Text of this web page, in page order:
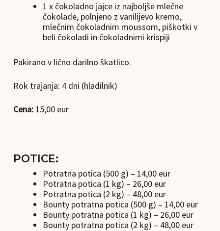
1 x čokoladno jajce iz najboljše mlečne
čokolade, polnjeno z vanilijevo kremo,
mlečnim čokoladnim moussom, piškotki v
beli čokoladi in čokoladnimi krispiji
Pakirano v lično darilno škatlico.
Rok trajanja: 4 dni (hladilnik)
Cena:15,00 eur
POTICE:
Potratna potica (500 g) – 14,00 eur
Potratna potica (1 kg) – 26,00 eur
Potratna potica (2 kg) – 48,00 eur
Bounty potratna potica (500 g) – 14,00 eur
Bounty potratna potica (1 kg) – 26,00 eur
Bounty potratna potica (2 kg) – 48,00 eur